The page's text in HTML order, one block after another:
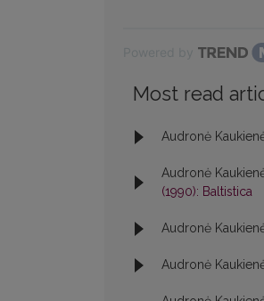
Most read
Audronė
Audronė
(1990): Baltistica
Audronė
Audronė